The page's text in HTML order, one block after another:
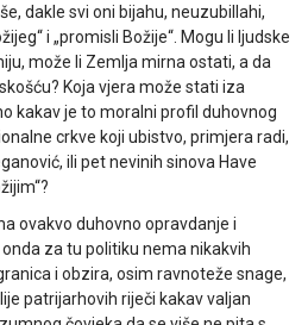
dakle svi oni bijahu, neuzubillahi,
i „promisli Božije“. Mogu li ljudske
može li Zemlja mirna ostati, a da
Koja vjera može stati iza
kakav je to moralni profil duhovnog
crkve koji ubistvo, primjera radi,
ili pet nevinih sinova Have
ovakvo duhovno opravdanje i
za tu politiku nema nikakvih
i obzira, osim ravnoteže snage,
patrijarhovih riječi kakav valjan